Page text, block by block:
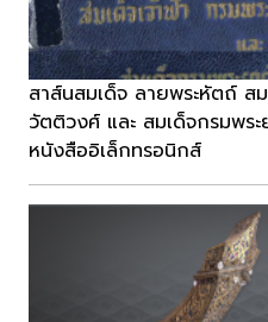
สาส์นสมเด็จ ลายพระหัตถ์ ส
วัตติวงศ์ และ สมเด็จกรมพร
หนังสืออิเล็กทรอนิกส์